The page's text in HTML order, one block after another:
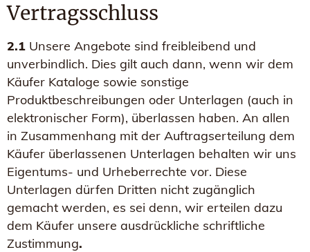
Vertragsschluss
2.1 Unsere Angebote sind freibleibend und
unverbindlich. Dies gilt auch dann, wenn wir dem
Käufer Kataloge sowie sonstige
Produktbeschreibungen oder Unterlagen (auch in
elektronischer Form), überlassen haben. An allen
in Zusammenhang mit der Auftragserteilung dem
Käufer überlassenen Unterlagen behalten wir uns
Eigentums- und Urheberrechte vor. Diese
Unterlagen dürfen Dritten nicht zugänglich
gemacht werden, es sei denn, wir erteilen dazu
dem Käufer unsere ausdrückliche schriftliche
Zustimmung.